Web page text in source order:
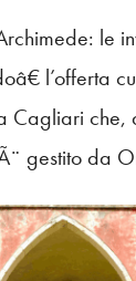
le
l’offerta
Cagliari
gestito da